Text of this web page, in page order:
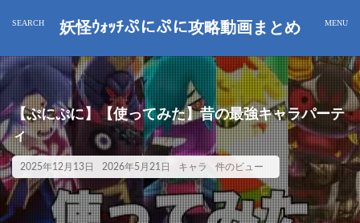
妖怪ｳｫｯﾁぷにぷに攻略動画まとめ
【ぷにぷに】【使ってみた】昔の最強キャラパーテ
ィ
2025年12月13日 2026年5月21日 キャラ 件のビュー